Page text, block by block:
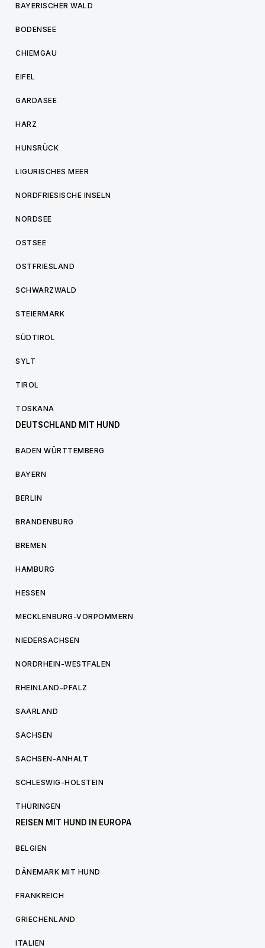
BAYERISCHER WALD
BODENSEE
CHIEMGAU
EIFEL
GARDASEE
HARZ
HUNSRÜCK
LIGURISCHES MEER
NORDFRIESISCHE INSELN
NORDSEE
OSTSEE
OSTFRIESLAND
SCHWARZWALD
STEIERMARK
SÜDTIROL
SYLT
TIROL
TOSKANA
DEUTSCHLAND MIT HUND
BADEN WÜRTTEMBERG
BAYERN
BERLIN
BRANDENBURG
BREMEN
HAMBURG
HESSEN
MECKLENBURG-VORPOMMERN
NIEDERSACHSEN
NORDRHEIN-WESTFALEN
RHEINLAND-PFALZ
SAARLAND
SACHSEN
SACHSEN-ANHALT
SCHLESWIG-HOLSTEIN
THÜRINGEN
REISEN MIT HUND IN EUROPA
BELGIEN
DÄNEMARK MIT HUND
FRANKREICH
GRIECHENLAND
ITALIEN